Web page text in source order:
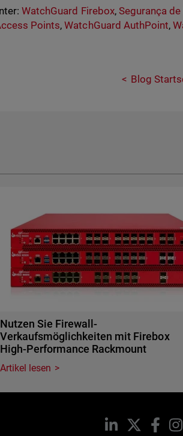
WatchGuard Firebox, Segurança
Points,WatchGuard AuthPoint,
Blog
Nutzen Sie Firewall-
Verkaufsmöglichkeiten mit Firebox
High-Performance Rackmount
Artikel lesen
LinkedIn